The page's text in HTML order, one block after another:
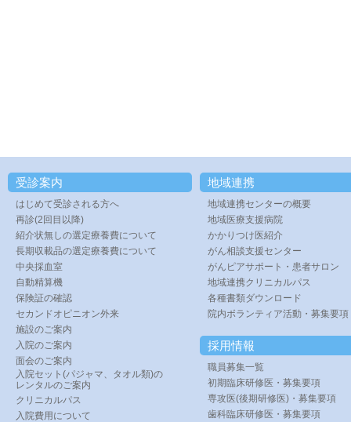
受診案内
はじめて受診される方へ
再診(2回目以降)
紹介状無しの選定療養費について
長期収載品の選定療養費について
中央採血室
自動精算機
保険証の確認
セカンドオピニオン外来
施設のご案内
入院のご案内
面会のご案内
入院セット(パジャマ、タオル類)の
レンタルのご案内
クリニカルパス
入院費用について
地域連携
地域連携センターの概要
地域医療支援病院
かかりつけ医紹介
がん相談支援センター
がんピアサポート・患者サロン
地域連携クリニカルパス
各種書類ダウンロード
院内ボランティア活動・募集要項
採用情報
職員募集一覧
初期臨床研修医・募集要項
専攻医(後期研修医)・募集要項
歯科臨床研修医・募集要項